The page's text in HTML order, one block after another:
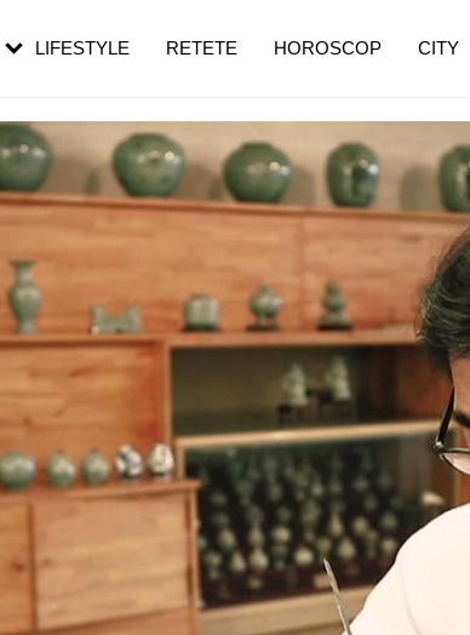
LIFESTYLE RETETE HOROSCOP CITY
pe măsură ce înaintezi în vârstă